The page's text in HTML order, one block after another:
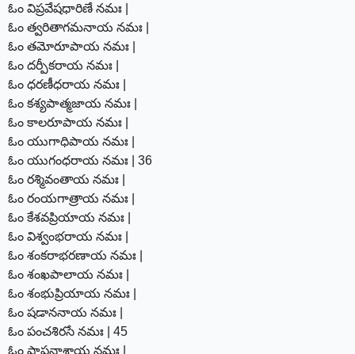
ఓం విప్రవేషధారిణే నమః |
ఓం త్వరితాగమనాయ నమః |
ఓం తమోరూపాయ నమః |
ఓం దర్పీకరాయ నమః |
ఓం ధరణీధరాయ నమః |
ఓం కశ్యపాత్మజాయ నమః |
ఓం కాలరూపాయ నమః |
ఓం యుగాధిపాయ నమః |
ఓం యుగంధరాయ నమః | 36
ఓం రశ్మివంతాయ నమః |
ఓం రంయగాత్రాయ నమః |
ఓం కేశవప్రియాయ నమః |
ఓం విశ్వంభరాయ నమః |
ఓం శంకరాభరణాయ నమః |
ఓం శంఖపాలాయ నమః |
ఓం శంభుప్రియాయ నమః |
ఓం షడాననాయ నమః |
ఓం పంచశిరసే నమః | 45
ఓం పాపనాశాయ నమః |